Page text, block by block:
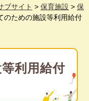
ブサイト > 保育施設 > 保
のための施設等利用給付
利用給付